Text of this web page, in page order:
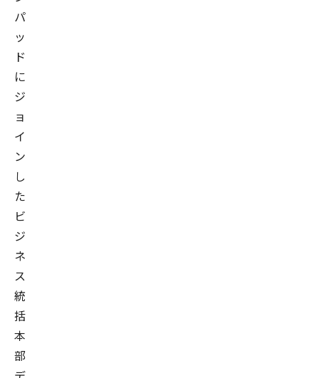
パ
ッ
ド
に
ジ
ョ
イ
ン
し
た
ビ
ジ
ネ
ス
統
括
本
部